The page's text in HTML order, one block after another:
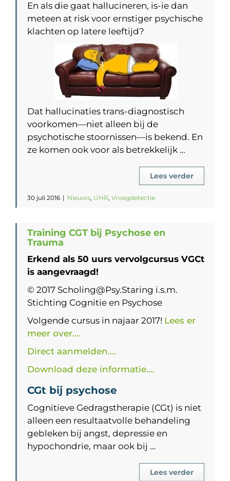
En als die gaat hallucineren, is-ie dan
meteen at risk voor ernstiger psychische
klachten op latere leeftijd?
Dat hallucinaties trans-diagnostisch
voorkomen—niet alleen bij de
psychotische stoornissen—is bekend. En
ze komen ook voor als betrekkelijk …
Lees verder
30 juli 2016 | Nieuws, UHR, Vroegdetectie
Training CGT bij Psychose en
Trauma
Erkend als 50 uurs vervolgcursus VGCt
is aangevraagd!
© 2017 Scholing@Psy.Staring i.s.m.
Stichting Cognitie en Psychose
Volgende cursus in najaar 2017! Lees er
meer over….
Direct aanmelden….
Download deze informatie….
CGt bij psychose
Cognitieve Gedragstherapie (CGt) is niet
alleen een resultaatvolle behandeling
gebleken bij angst, depressie en
hypochondrie, maar ook bij …
Lees verder